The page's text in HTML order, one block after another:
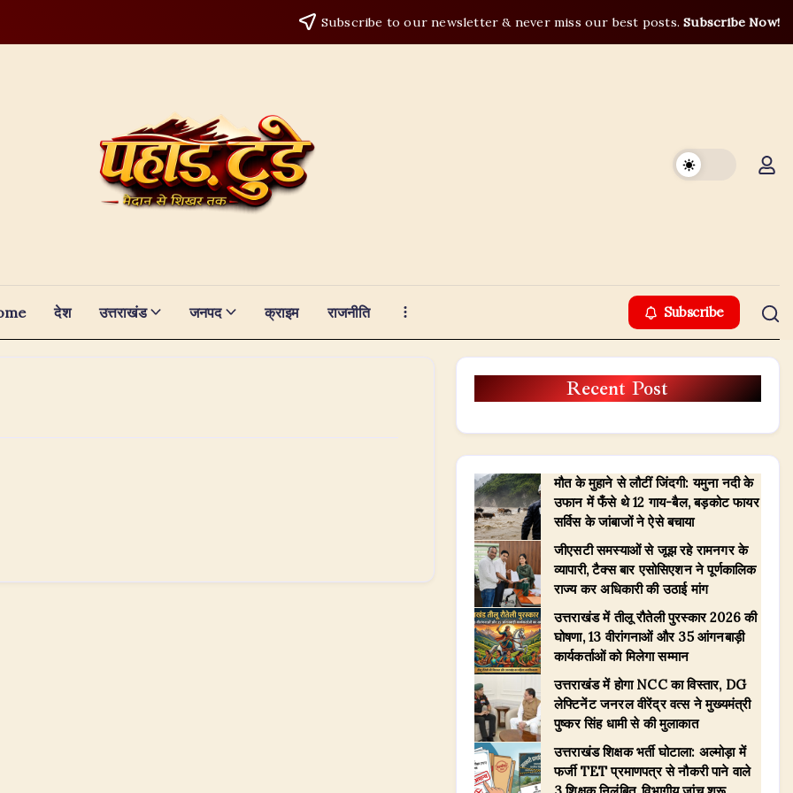
Subscribe to our newsletter & never miss our best posts.Subscribe Now!
देश उत्तराखंड जनपद क्राइम राजनीति Subscribe
Recent Post
मौत के मुहाने से लौटीं जिंदगी: यमुना नदी के
उफान में फँसे थे 12 गाय-बैल, बड़कोट फायर
सर्विस के जांबाजों ने ऐसे बचाया
जीएसटी समस्याओं से जूझ रहे रामनगर के
व्यापारी, टैक्स बार एसोसिएशन ने पूर्णकालिक
राज्य कर अधिकारी की उठाई मांग
उत्तराखंड में तीलू रौतेली पुरस्कार 2026 की
घोषणा, 13 वीरांगनाओं और 35 आंगनबाड़ी
कार्यकर्ताओं को मिलेगा सम्मान
उत्तराखंड में होगा NCC का विस्तार, DG
लेफ्टिनेंट जनरल वीरेंद्र वत्स ने मुख्यमंत्री
पुष्कर सिंह धामी से की मुलाकात
उत्तराखंड शिक्षक भर्ती घोटाला: अल्मोड़ा में
फर्जी TET प्रमाणपत्र से नौकरी पाने वाले